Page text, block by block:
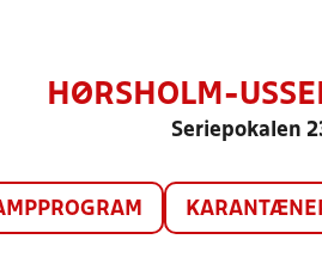
HØRSHOLM-
Seriepokalen